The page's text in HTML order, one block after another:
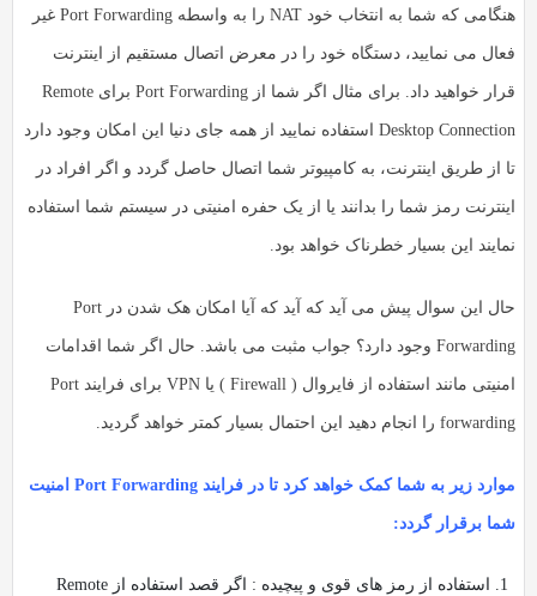
هنگامی که شما به انتخاب خود NAT را به واسطه Port Forwarding غیر
فعال می نمایید، دستگاه خود را در معرض اتصال مستقیم از اینترنت
قرار خواهید داد. برای مثال اگر شما از Port Forwarding برای Remote
Desktop Connection استفاده نمایید از همه جای دنیا این امکان وجود دارد
تا از طریق اینترنت، به کامپیوتر شما اتصال حاصل گردد و اگر افراد در
اینترنت رمز شما را بدانند یا از یک حفره امنیتی در سیستم شما استفاده
نمایند این بسیار خطرناک خواهد بود.
حال این سوال پیش می آید که آید که آیا امکان هک شدن در Port
Forwarding وجود دارد؟ جواب مثبت می باشد. حال اگر شما اقدامات
امنیتی مانند استفاده از فایروال ( Firewall ) یا VPN برای فرایند Port
forwarding را انجام دهید این احتمال بسیار کمتر خواهد گردید.
موارد زیر به شما کمک خواهد کرد تا در فرایند Port Forwarding امنیت
شما برقرار گردد:
استفاده از رمز های قوی و پیچیده : اگر قصد استفاده از Remote